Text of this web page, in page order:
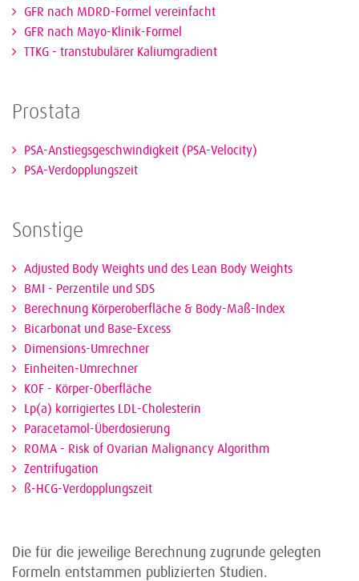
GFR nach MDRD-Formel vereinfacht
GFR nach Mayo-Klinik-Formel
TTKG - transtubulärer Kaliumgradient
Prostata
PSA-Anstiegsgeschwindigkeit (PSA-Velocity)
PSA-Verdopplungszeit
Sonstige
Adjusted Body Weights und des Lean Body Weights
BMI - Perzentile und SDS
Berechnung Körperoberfläche & Body-Maß-Index
Bicarbonat und Base-Excess
Dimensions-Umrechner
Einheiten-Umrechner
KOF - Körper-Oberfläche
Lp(a) korrigiertes LDL-Cholesterin
Paracetamol-Überdosierung
ROMA - Risk of Ovarian Malignancy Algorithm
Zentrifugation
ß-HCG-Verdopplungszeit
Die für die jeweilige Berechnung zugrunde gelegten
Formeln entstammen publizierten Studien.